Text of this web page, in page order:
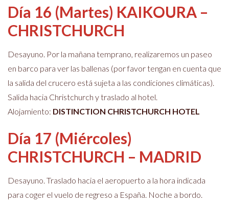
Día 16 (Martes) KAIKOURA –
CHRISTCHURCH
Desayuno. Por la mañana temprano, realizaremos un paseo
en barco para ver las ballenas (por favor tengan en cuenta que
la salida del crucero está sujeta a las condiciones climáticas).
Salida hacia Christchurch y traslado al hotel.
Alojamiento: DISTINCTION CHRISTCHURCH HOTEL
Día 17 (Miércoles)
CHRISTCHURCH – MADRID
Desayuno. Traslado hacia el aeropuerto a la hora indicada
para coger el vuelo de regreso a España. Noche a bordo.